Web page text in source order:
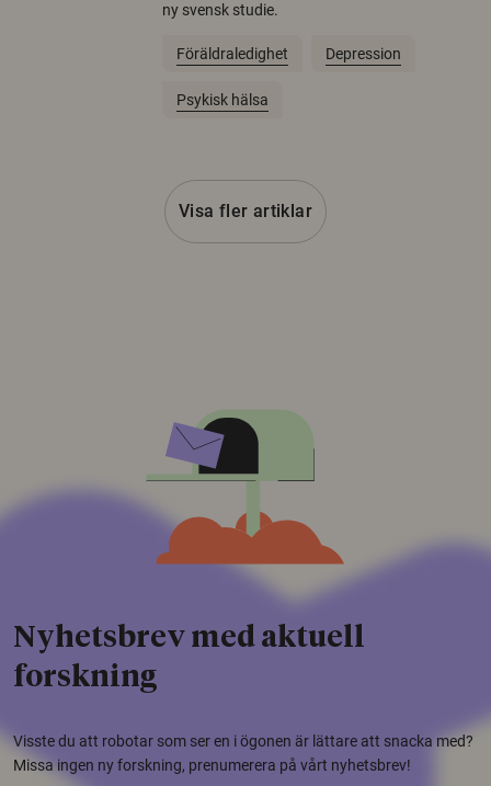
ny svensk studie.
Föräldraledighet Depression
Psykisk hälsa
Visa fler artiklar
Nyhetsbrev med aktuell
forskning
Visste du att robotar som ser en i ögonen är lättare att snacka med?
Missa ingen ny forskning, prenumerera på vårt nyhetsbrev!